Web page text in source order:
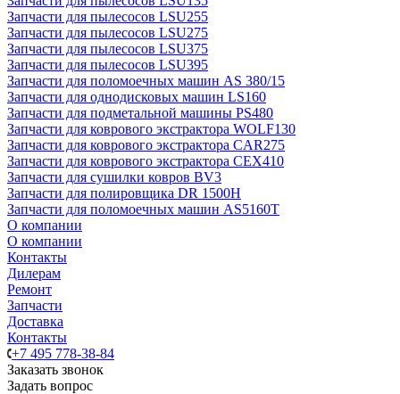
Запчасти для пылесосов LSU255
Запчасти для пылесосов LSU275
Запчасти для пылесосов LSU375
Запчасти для пылесосов LSU395
Запчасти для поломоечных машин AS 380/15
Запчасти для однодисковых машин LS160
Запчасти для подметальной машины PS480
Запчасти для коврового экстрактора WOLF130
Запчасти для коврового экстрактора CAR275
Запчасти для коврового экстрактора CEX410
Запчасти для сушилки ковров BV3
Запчасти для полировщика DR 1500H
Запчасти для поломоечных машин AS5160T
О компании
О компании
Контакты
Дилерам
Ремонт
Запчасти
Доставка
Контакты
+7 495 778-38-84
Заказать звонок
Задать вопрос